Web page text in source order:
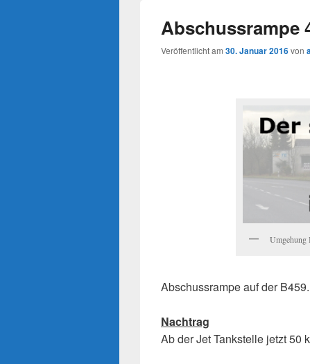
Abschussrampe
Veröffentlicht am 30. Januar 2016von
Umgehung
Abschussrampe auf der B459.
Nachtrag
Ab der Jet Tankstelle jetzt 50